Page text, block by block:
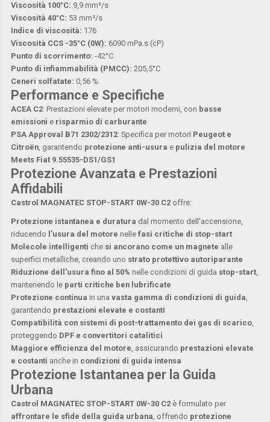
Viscosità 100°C: 9,9 mm²/s
Viscosità 40°C: 53 mm²/s
Indice di viscosità: 176
Viscosità CCS -35°C (0W): 6090 mPa.s (cP)
Punto di scorrimento: -42°C
Punto di infiammabilità (PMCC): 205,5°C
Ceneri solfatate: 0,56 %
Performance e Specifiche
ACEA C2: Prestazioni elevate per motori moderni, con basse
emissioni e risparmio di carburante
PSA Approval B71 2302/2312: Specifica per motori Peugeot e
Citroën, garantendo protezione anti-usura e pulizia del motore
Meets Fiat 9.55535-DS1/GS1
Protezione Avanzata e Prestazioni
Affidabili
Castrol MAGNATEC STOP-START 0W-30 C2 offre:
Protezione istantanea e duratura dal momento dell'accensione,
riducendo l'usura del motore nellefasi critiche di stop-start
Molecole intelligenti che si ancorano come un magnete alle
superfici metalliche, creando uno strato protettivo autoriparante
Riduzione dell'usura fino al 50% nelle condizioni di guida stop-start,
mantenendo le parti critiche ben lubrificate
Protezione continua in unavasta gamma di condizioni di guida,
garantendo prestazioni elevate e costanti
Compatibilità con sistemi di post-trattamento dei gas di scarico,
proteggendo DPF e convertitori catalitici
Maggiore efficienza del motore, assicurando prestazioni elevate
e costanti anche in condizioni di guida intensa
Protezione Istantanea per la Guida
Urbana
Castrol MAGNATEC STOP-START 0W-30 C2 è formulato per
affrontare le sfide della guida urbana, offrendo protezione